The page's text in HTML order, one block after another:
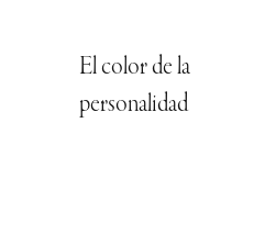
El color de la
personalidad